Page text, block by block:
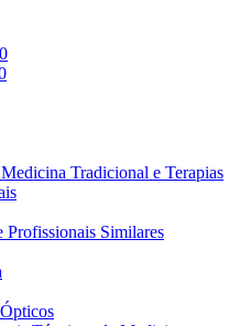
Tradicional e Terapias
Profissionais Similares